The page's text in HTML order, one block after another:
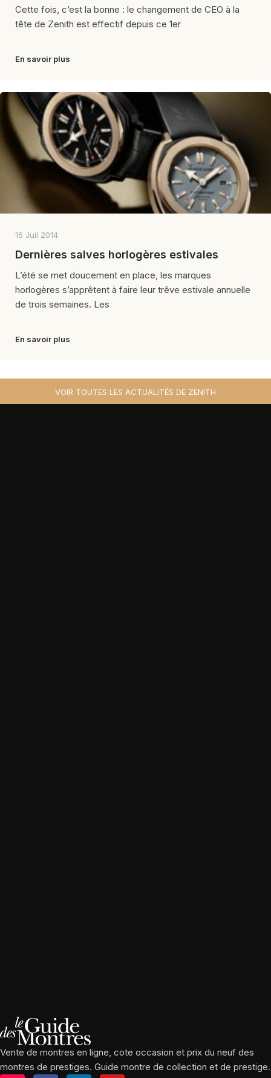
Cette fois, c’est la bonne : le changement de CEO à la
tête de Zenith est effectif depuis ce 1er
En savoir plus
16 Juil 2014
Dernières salves horlogères estivales
L’été se met doucement en place, les marques
horlogères s’apprêtent à faire leur trêve estivale annuelle
de trois semaines. Les
En savoir plus
VOIR TOUTES LES ACTUALITÉS DE ZENITH
Vente de montres en ligne, cote occasion et prix du neuf des
montres de prestiges. Guide montre de collection et de prestige.